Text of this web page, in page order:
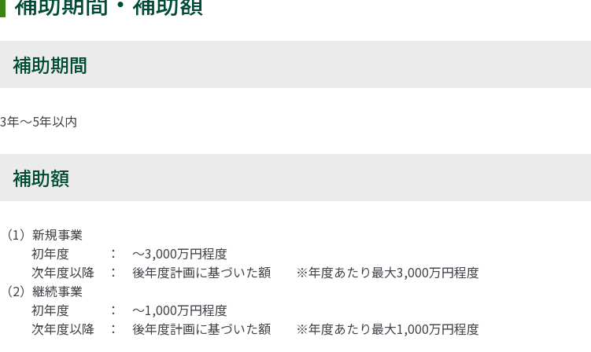
補助期間
3年～5年以内
補助額
（1）新規事業
初年度 ： ～3,000万円程度
次年度以降 ： 後年度計画に基づいた額 ※年度あたり最大3,000万円程度
（2）継続事業
初年度 ： ～1,000万円程度
次年度以降 ： 後年度計画に基づいた額 ※年度あたり最大1,000万円程度